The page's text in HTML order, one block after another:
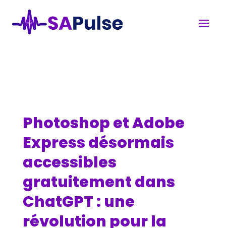
Photoshop et Adobe
Express désormais
accessibles
gratuitement dans
ChatGPT : une
révolution pour la